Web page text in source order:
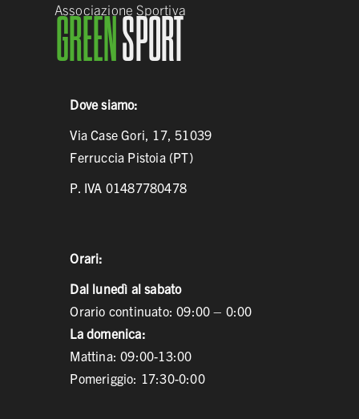
Associazione Sportiva
GREENSPORT
Dove siamo:
Via Case Gori, 17, 51039
Ferruccia Pistoia (PT)
P. IVA 01487780478
Orari:
Dal lunedì al sabato
Orario continuato: 09:00 – 0:00
La domenica:
Mattina: 09:00-13:00
Pomeriggio: 17:30-0:00